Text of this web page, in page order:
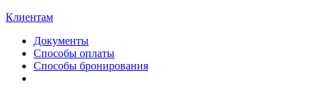
Клиентам
Документы
Способы оплаты
Способы бронирования